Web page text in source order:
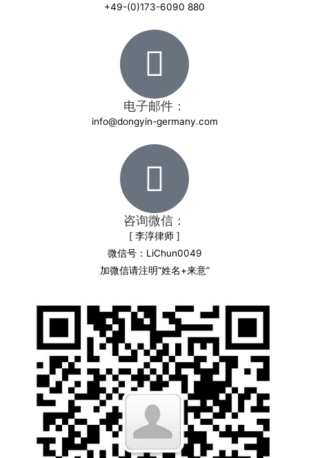
+49-(0)173-6090 880
电子邮件：
info@dongyin-germany.com
咨询微信：
[ 李淳律师 ]
微信号：LiChun0049
加微信请注明“姓名+来意”